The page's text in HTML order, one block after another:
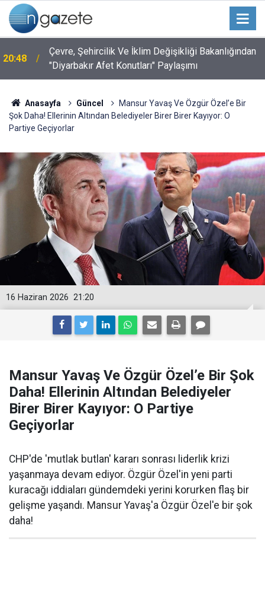
20:48
Çevre, Şehircilik Ve İklim Değişikliği Bakanlığından
"Diyarbakır Afet Konutları" Paylaşımı
Anasayfa Güncel
Mansur Yavaş Ve Özgür Özel’e Bir
Şok Daha! Ellerinin Altından Belediyeler Birer Birer Kayıyor: O
Partiye Geçiyorlar
21:20
16 Haziran 2026
Mansur Yavaş Ve Özgür Özel’e Bir Şok
Daha! Ellerinin Altından Belediyeler
Birer Birer Kayıyor: O Partiye
Geçiyorlar
CHP'de 'mutlak butlan' kararı sonrası liderlik krizi
yaşanmaya devam ediyor. Özgür Özel'in yeni parti
kuracağı iddiaları gündemdeki yerini korurken flaş bir
gelişme yaşandı. Mansur Yavaş'a Özgür Özel'e bir şok
daha!